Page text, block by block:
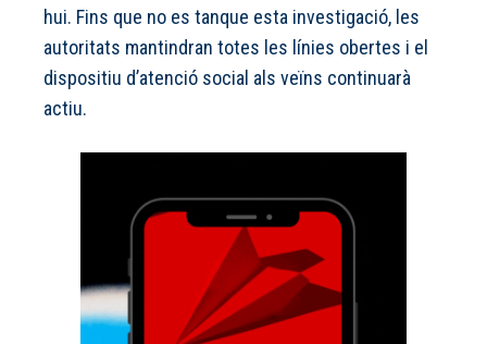
hui. Fins que no es tanque esta investigació, les
autoritats mantindran totes les línies obertes i el
dispositiu d’atenció social als veïns continuarà
actiu.